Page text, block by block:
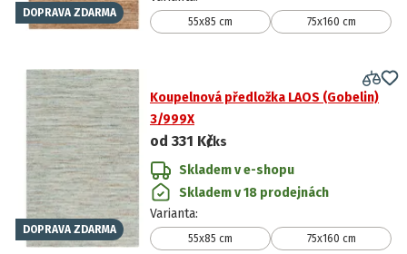
DOPRAVA ZDARMA
55x85 cm 75x160 cm
DOPRAVA ZDARMA
Koupelnová předložka LAOS (Gobelin)
3/999X
od 331 Kč/ks
Skladem v e-shopu
Skladem v 18 prodejnách
Varianta:
55x85 cm 75x160 cm